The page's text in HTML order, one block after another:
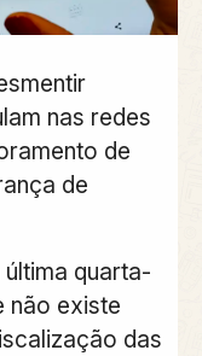
nas redes
de
de
quarta-
não existe
das